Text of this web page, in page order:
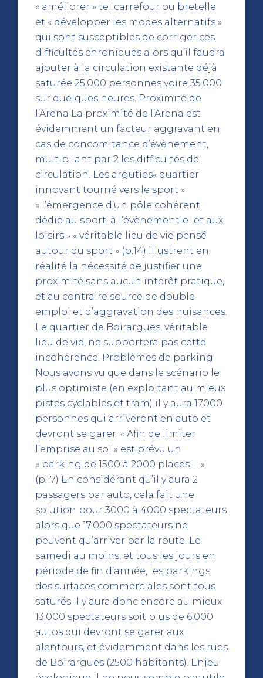
« améliorer » tel carrefour ou bretelle
et « développer les modes alternatifs »
qui sont susceptibles de corriger ces
difficultés chroniques alors qu’il faudra
ajouter à la circulation existante déjà
saturée 25.000 personnes voire 35.000
sur quelques heures. Proximité de
l’Arena La proximité de l’Arena est
évidemment un facteur aggravant en
cas de concomitance d’évènement,
multipliant par 2 les difficultés de
circulation. Les arguties« quartier
innovant tourné vers le sport »
« l’émergence d’un pôle cohérent
dédié au sport, à l’évènementiel et aux
loisirs » « véritable lieu de vie pensé
autour du sport » (p.14) illustrent en
réalité la nécessité de justifier une
proximité sans aucun intérêt pratique,
et au contraire source de double
emploi et d’aggravation des nuisances.
Le quartier de Boirargues, véritable
lieu de vie, ne supportera pas cette
incohérence. Problèmes de parking
Nous avons vu que dans le scénario le
plus optimiste (en exploitant au mieux
pistes cyclables et tram) il y aura 17000
personnes qui arriveront en auto et
devront se garer. « Afin de limiter
l’emprise au sol » est prévu un
« parking de 1500 à 2000 places … »
(p.17) En considérant qu’il y aura 2
passagers par auto, cela fait une
solution pour 3000 à 4000 spectateurs
alors que 17.000 spectateurs ne
peuvent qu’arriver par la route. Le
samedi au moins, et tous les jours en
période de fin d’année, les parkings
des surfaces commerciales sont tous
saturés Il y aura donc encore au mieux
13.000 spectateurs soit plus de 6.000
autos qui devront se garer aux
alentours, et évidemment dans les rues
de Boirargues (2500 habitants). Enjeu